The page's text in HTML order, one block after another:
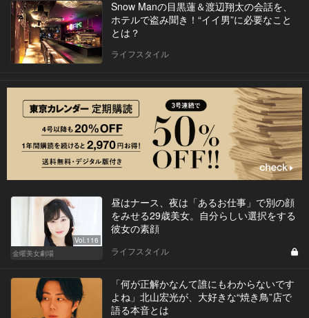
Snow Manの目黒蓮＆渡辺翔太の会話を、
ホテルで盗み聞き！“イイ男”に必要なこと
とは？
ライフスタイル
Vol.116
金曜美女劇場
昼はナース、夜は「あるお仕事」で別の顔
をみせる29歳美女。自分らしい選択をする
彼女の素顔
ライフスタイル
「何が正解かなんて誰にもわからないです
よね」北山宏光が、大好きな“焼き鳥”店で
語る本音とは